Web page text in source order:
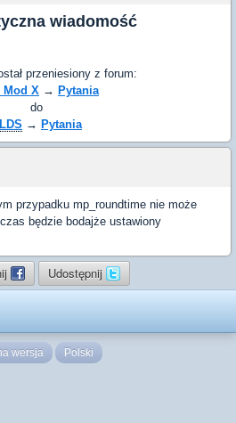
wiadomość
przeniesiony z forum:
Mod X → Pytania
do
→ Pytania
przypadku mp_roundtime nie może
będzie bodajże ustawiony
Udostępnij
wersja Polski